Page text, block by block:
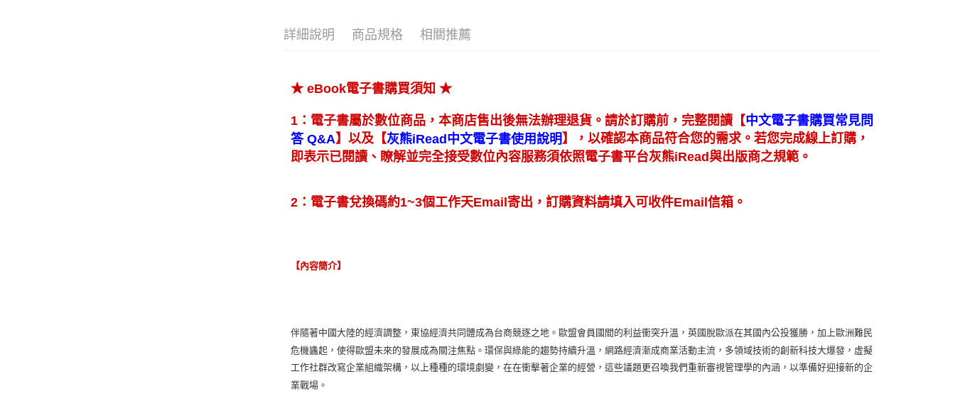
詳細說明 商品規格 相關推薦
★ eBook電子書購買須知★
1：電子書屬於數位商品，本商店售出後無法辦理退貨。請於訂購前，完整閱讀 【中文電子書購買常見問
答 Q&A】以及 【灰熊iRead中文電子書使用說明 】
，以確認本商品符合您的需求。若您完成線上訂購，
即表示已閱讀、瞭解並完全接受數位內容服務須依照電子書平台灰熊iRead與出版商之規範。
2：電子書兌換碼約1~3個工作天Email寄出，訂購資料請填入可收件Email信箱。
【內容簡介】
伴隨著中國大陸的經濟調整，東協經濟共同體成為台商競逐之地。歐盟會員國間的利益衝突升溫，英國脫歐派在其國內公投獲勝，加上歐洲難民
危機蠭起，使得歐盟未來的發展成為關注焦點。環保與綠能的趨勢持續升溫，網路經濟漸成商業活動主流，多領域技術的創新科技大爆發，虛擬
工作社群改寫企業組織架構，以上種種的環境劇變，在在衝擊著企業的經營，這些議題更召喚我們重新審視管理學的內涵，以準備好迎接新的企
業戰場。